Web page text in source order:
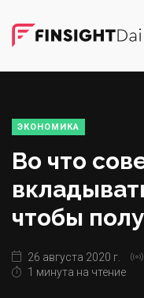
ЭКОНОМИКА
Во что
чтобы
26 августа 2020 г.
1 минута на чтение